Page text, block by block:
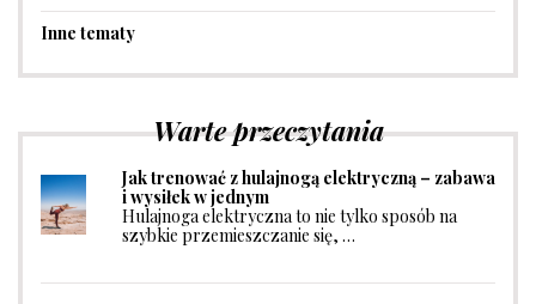
Inne tematy
Warte przeczytania
Jak trenować z hulajnogą elektryczną – zabawa
i wysiłek w jednym
Hulajnoga elektryczna to nie tylko sposób na
szybkie przemieszczanie się, …